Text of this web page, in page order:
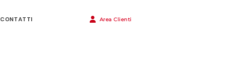
CONTATTI Area Clienti